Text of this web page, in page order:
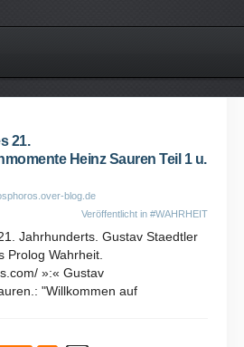
21.
Heinz Sauren Teil 1 u.
blog.de
Veröffentlicht in #WAHRHEIT
Jahrhunderts. Gustav Staedtler
Prolog Wahrheit.
»:« Gustav
"Willkommen auf